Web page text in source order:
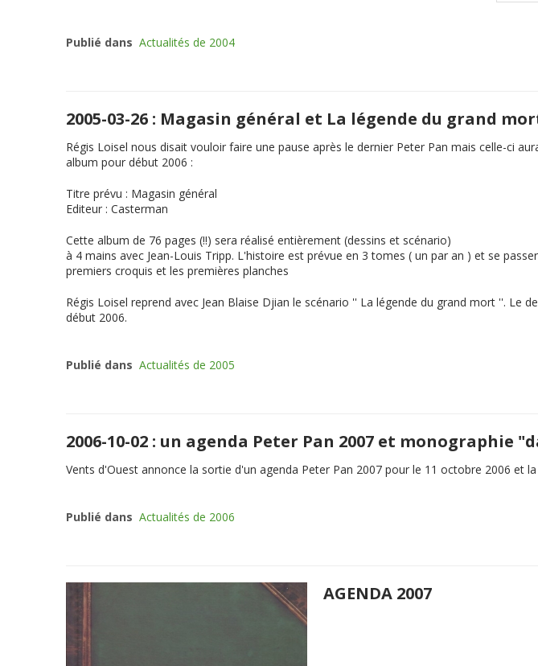
Publié dans Actualités de 2004
2005-03-26 : Magasin général et La légende du grand
Régis Loisel nous disait vouloir faire une pause après le dernier Peter Pan mais celle-ci
album pour début 2006 :
Titre prévu : Magasin général
Editeur : Casterman
Cette album de 76 pages (!!) sera réalisé entièrement (dessins et scénario)
à 4 mains avec Jean-Louis Tripp. L'histoire est prévue en 3 tomes ( un par an ) et se
premiers croquis et les premières planches
Régis Loisel reprend avec Jean Blaise Djian le scénario '' La légende du grand mort ''. Le
début 2006.
Publié dans Actualités de 2005
2006-10-02 : un agenda Peter Pan 2007 et monographie
Vents d'Ouest annonce la sortie d'un agenda Peter Pan 2007 pour le 11 octobre 2006 et
Publié dans Actualités de 2006
AGENDA 2007